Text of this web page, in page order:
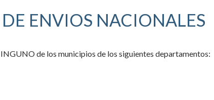
ENVIOS NACIONALES
de los municipios de los siguientes departamentos: